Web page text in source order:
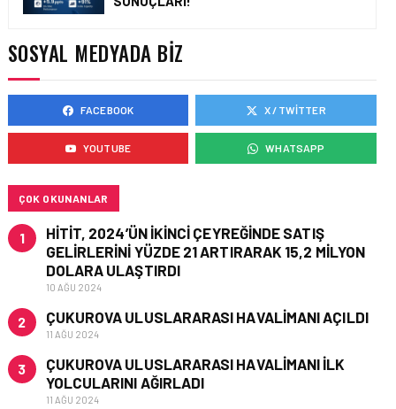
KARIYERINE PEGASUS
TURKISH TECHNIC’TEN
HAVACILIK BAKIM VE
ÜRETIM ALANINDA YENI İŞ
SOSYAL MEDYADA BIZ
FACEBOOK X / TWITTER
YOUTUBE WHATSAPP
ÇOK OKUNANLAR
1
HITIT, 2024’ÜN IKINCI ÇEYREĞINDE SATIŞ
GELIRLERINI YÜZDE 21 ARTIRARAK 15,2 MILYON
DOLARA ULAŞTIRDI
10 AĞU 2024
2 ÇUKUROVA ULUSLARARASI HAVALIMANI AÇILDI
11 AĞU 2024
3
ÇUKUROVA ULUSLARARASI HAVALIMANI İLK
YOLCULARINI AĞIRLADI
11 AĞU 2024